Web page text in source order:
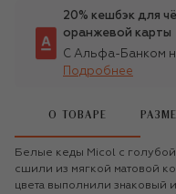
20% кешбэк для
оранжевой карты
С Альфа-Банком
Подробнее
О ТОВАРЕ
Белые кеды Micol с голубой
сшили из мягкой матовой
цвета выполнили знаковый